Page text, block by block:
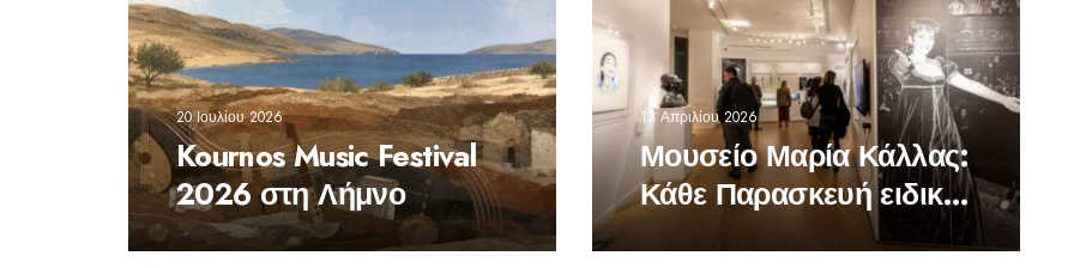
20 Ιουλίου 2026
Kournos Music Festival
2026 στη Λήμνο
13 Απριλίου 2026
Μουσείο Μαρία Κάλλας:
Κάθε Παρασκευή ειδική
προσφορά -Πασχαλινές